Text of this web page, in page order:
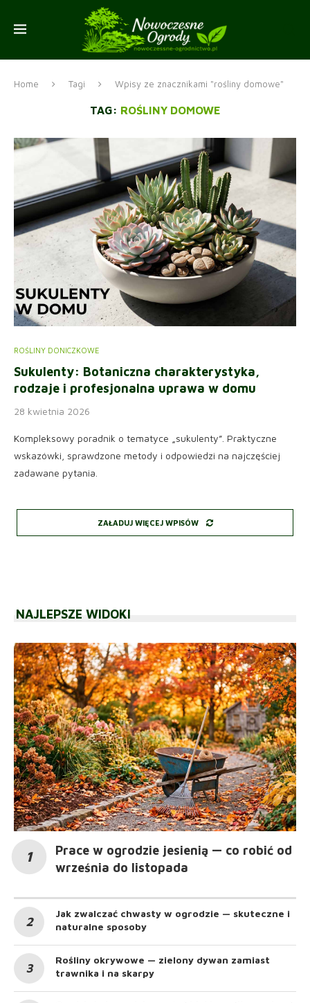
Home Tagi Wpisy ze znacznikami "rośliny domowe"
TAG: ROŚLINY DOMOWE
ROŚLINY DONICZKOWE
Sukulenty: Botaniczna charakterystyka,
rodzaje i profesjonalna uprawa w domu
28 kwietnia 2026
Kompleksowy poradnik o tematyce „sukulenty”. Praktyczne
wskazówki, sprawdzone metody i odpowiedzi na najczęściej
zadawane pytania.
ZAŁADUJ WIĘCEJ WPISÓW
NAJLEPSZE WIDOKI
Prace w ogrodzie jesienią — co robić od
września do listopada
Jak zwalczać chwasty w ogrodzie — skuteczne i
naturalne sposoby
Rośliny okrywowe — zielony dywan zamiast
trawnika i na skarpy